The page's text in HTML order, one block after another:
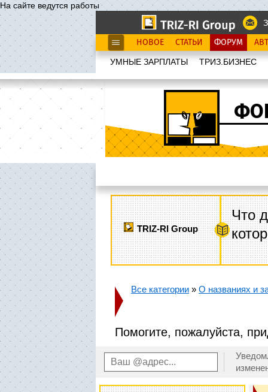
На сайте ведутся работы
НОВОЕ СТАТЬИ ФОРУМ
УМНЫЕ ЗАРПЛАТЫ ТРИЗ.БИЗНЕС
TRIZ-RI Group
Что
Все категории » О названиях и
Помогите, пожалуйста,